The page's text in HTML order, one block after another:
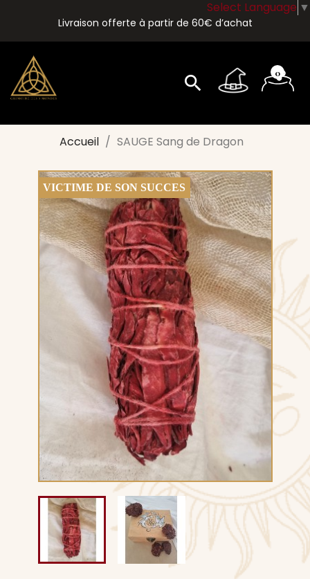
Livraison offerte à partir de 60€ d’achat
search 0
Accueil SAUGE Sang de Dragon
VICTIME DE SON SUCCES
Select Language ▼